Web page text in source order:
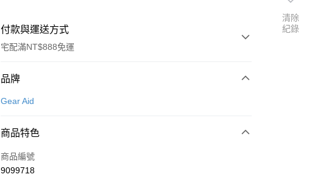
付款與運送方式
宅配滿NT$888免運
付款方式
信用卡一次付款
AFTEE先享後付
品牌
Gear Aid
商品特色
商品編號
9099718
清除
紀錄